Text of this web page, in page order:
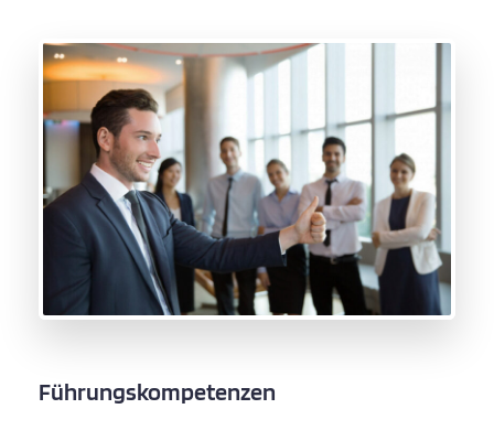
Führungskompetenzen